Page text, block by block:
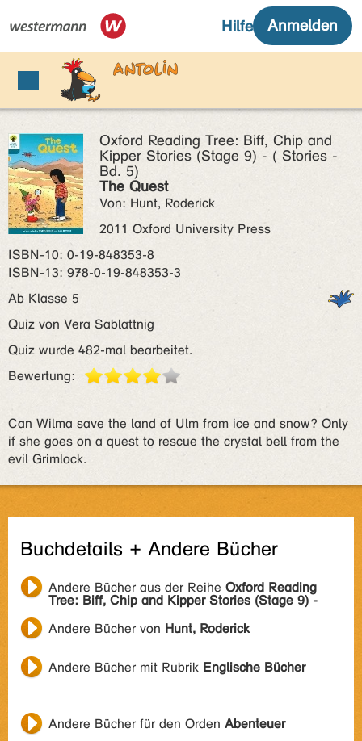
Oxford Reading Tree: Biff, Chip and
Kipper Stories (Stage 9) - ( Stories -
Bd. 5)
The Quest
Von: Hunt, Roderick
2011 Oxford University Press
ISBN‑10: 0-19-848353-8
ISBN‑13: 978-0-19-848353-3
Ab Klasse 5
Quiz von Vera Sablattnig
Quiz wurde 482-mal bearbeitet.
Bewertung:
Can Wilma save the land of Ulm from ice and snow? Only
if she goes on a quest to rescue the crystal bell from the
evil Grimlock.
Buchdetails + Andere Bücher
Andere Bücher aus der Reihe Oxford Reading
Tree: Biff, Chip and Kipper Stories (Stage 9) -
Andere Bücher von Hunt, Roderick
Andere Bücher mit Rubrik Englische Bücher
Andere Bücher für den Orden Abenteuer